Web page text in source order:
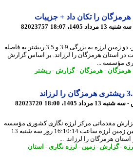
را تکان داد + جزییات
82023757
به گزارش پارسینه به نقل از مهر، دو زمین لرزه به بزرگی 3.9 و 3.5 ریشتر به فاصله
هرمزگان را لرزاند. بر اساس گزارش
...
-هرمزگان -گزارش -ریشتر
82023720
مقدماتی مرکز لرزه نگاری کشوری مؤسسه
ژئوفیزیک دانشگاه تهران، نخستین زمین لرزه ساعت 16:10:14 روز سه شنبه 13
گزارش -زمین -لرزه نگاری- استان